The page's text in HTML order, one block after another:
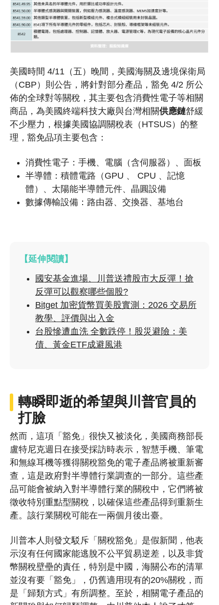
美國時間 4/11（五）晚間，美國海關及邊境保衛局
（CBP）則公告，將針對部分產品，豁免 4/2 所公
佈的全球對等關稅，其主要包含消費性電子等相關
商品，為美國終端科技大廠與台灣相關供應鏈舒緩
不少壓力，根據美國協調關稅表（HTSUS）的整
理，豁免品項主要包含：
消費性電子：手機、電腦（含伺服器）、面板
半導體：積體電路（GPU 、 CPU 、記憶
體）、太陽能半導體元件、晶圓設備
數據傳輸設備：路由器、交換器、基地台
【延伸閱讀】
國安基金進場、川普送禮股市大反彈！搶
反彈可以觀察哪些個股?
Bitget 加密貨幣買美股實測：2026 交易所
教學、評價與出入金
台股慘遭血洗 全數跌停！股災避險：美
債、黃金ETF成避風港
轉瞬即逝的希望與川普官員的
打臉
然而，這項「豁免」很快又被淡化，美國商務部長
盧特尼克週日在接受採訪時表示，智慧手機、筆電
和無線耳機等獲得關稅豁免的電子產品將被重新審
查，這是政府對半導體行業調查的一部分。這些產
品可能會被納入對半導體行業的關稅中，它們將被
徵收特別重點型關稅，以確保這些產品得到重新生
產。該行業關稅可能在一兩個月後出臺。
川普本人則發文駁斥「關稅豁免」是假新聞，他表
示沒有任何國家能逃脫不公平貿易逆差，以及非貨
幣關稅壁壘的責任，特別是中國，海關公布的清單
並沒有要「豁免」，仍舊適用現有的20%關稅，而
是「歸類方式」有所調整。至於，相關電子產品的